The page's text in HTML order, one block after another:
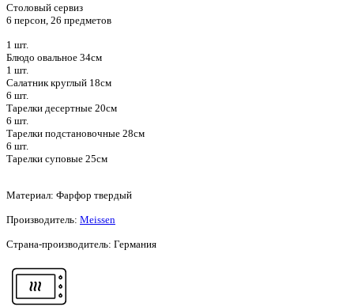
Столовый сервиз
6 персон, 26 предметов
1 шт.
Блюдо овальное 34см
1 шт.
Салатник круглый 18см
6 шт.
Тарелки десертные 20см
6 шт.
Тарелки подстановочные 28см
6 шт.
Тарелки суповые 25см
Материал: Фарфор твердый
Производитель: Meissen
Страна-производитель: Германия